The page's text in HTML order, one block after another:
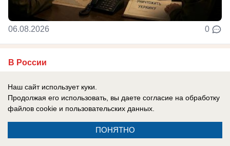
06.08.2026 0
В России
Зеленский врет: ВСУ больше не
испытывают оптимизма
Эксперты отмечают, что боевой дух украинцев
падает.
Наш сайт использует куки.
Продолжая его использовать, вы даете согласие на обработку
файлов cookie и пользовательских данных.
ПОНЯТНО